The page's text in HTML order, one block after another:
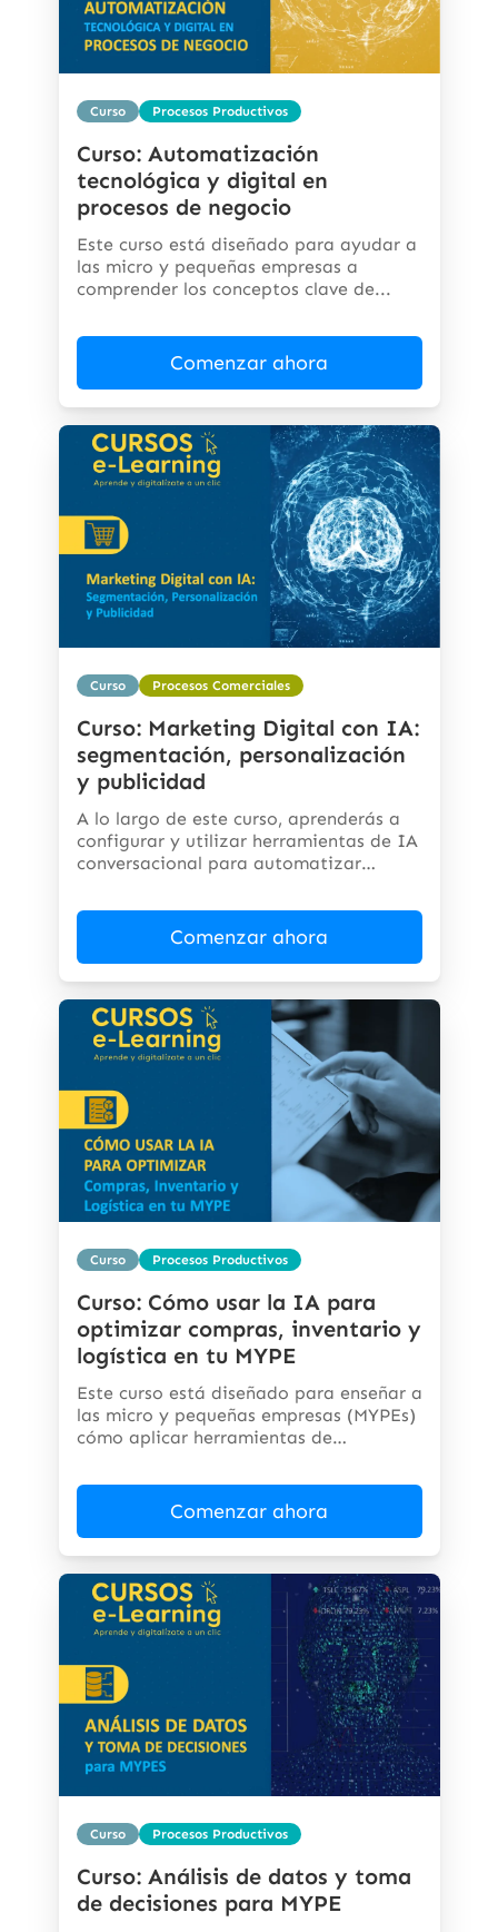
Curso Procesos Productivos
Curso: Automatización
tecnológica y digital en
procesos de negocio
Este curso está diseñado para ayudar a
las micro y pequeñas empresas a
comprender los conceptos clave de...
Comenzar ahora
Curso Procesos Comerciales
Curso: Marketing Digital con IA:
segmentación, personalización
y publicidad
A lo largo de este curso, aprenderás a
configurar y utilizar herramientas de IA
conversacional para automatizar
Comenzar ahora
Curso Procesos Productivos
Curso: Cómo usar la IA para
optimizar compras, inventario y
logística en tu MYPE
Este curso está diseñado para enseñar a
las micro y pequeñas empresas (MYPEs)
cómo aplicar herramientas de
Comenzar ahora
Curso Procesos Productivos
Curso: Análisis de datos y toma
de decisiones para MYPE